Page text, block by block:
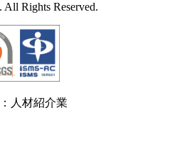
Rights Reserved.
人材紹介業